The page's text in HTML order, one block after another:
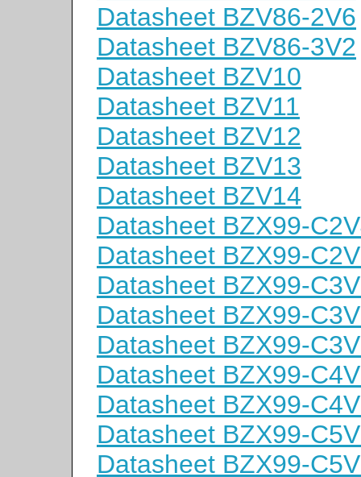
Datasheet BZV86-2V6
Datasheet BZV86-3V2
Datasheet BZV10
Datasheet BZV11
Datasheet BZV12
Datasheet BZV13
Datasheet BZV14
Datasheet BZX99-
Datasheet BZX99-
Datasheet BZX99-
Datasheet BZX99-
Datasheet BZX99-
Datasheet BZX99-
Datasheet BZX99-
Datasheet BZX99-
Datasheet BZX99-